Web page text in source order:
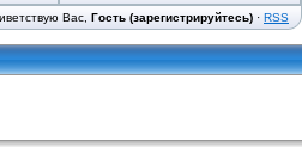
Вас, Гость (зарегистрируйтесь) · RSS